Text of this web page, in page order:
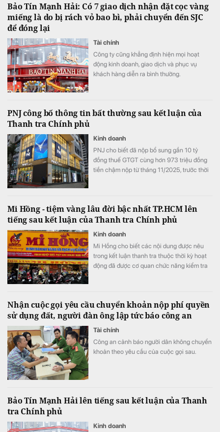
Bảo Tín Mạnh Hải: Có 7 giao dịch nhận đặt cọc vàng
miếng là do bị rách vỏ bao bì, phải chuyển đến SJC
để đóng lại
Tài chính
Công ty cũng khẳng định hiện mọi hoạt
động kinh doanh, giao dịch và phục vụ
khách hàng diễn ra bình thường.
PNJ công bố thông tin bất thường sau kết luận của
Thanh tra Chính phủ
Kinh doanh
PNJ cho biết đã nộp bổ sung gần 10 tỷ
đồng thuế GTGT cùng hơn 973 triệu đồng
tiền chậm nộp từ tháng 11/2025, trước thời
Mi Hồng - tiệm vàng lâu đời bậc nhất TP.HCM lên
tiếng sau kết luận của Thanh tra Chính phủ
Kinh doanh
Mi Hồng cho biết các nội dung được nêu
trong kết luận thanh tra thuộc thời kỳ hoạt
động đã được cơ quan chức năng kiểm tra
Nhận cuộc gọi yêu cầu chuyển khoản nộp phí quyền
sử dụng đất, người đàn ông lập tức báo công an
Tài chính
Công an cảnh báo người dân không chuyển
khoản theo yêu cầu của cuộc gọi sau.
Bảo Tín Mạnh Hải lên tiếng sau kết luận của Thanh
tra Chính phủ
Kinh doanh